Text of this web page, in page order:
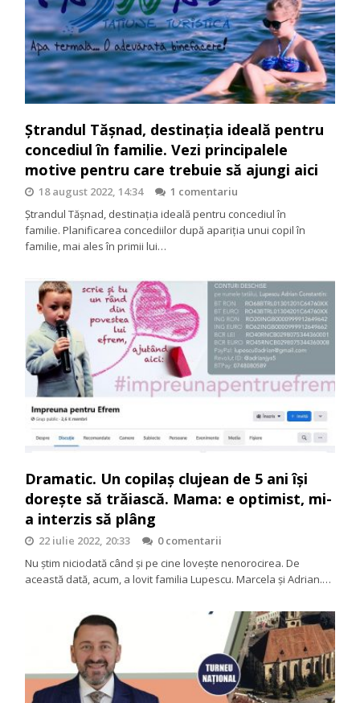
Ștrandul Tășnad, destinația ideală pentru
concediul în familie. Vezi principalele
motive pentru care trebuie să ajungi aici
18 august 2022, 14:34
1 comentariu
Ștrandul Tășnad, destinația ideală pentru concediul în
familie. Planificarea concediilor după apariția unui copil în
familie, mai ales în primii lui…
Dramatic. Un copilaş clujean de 5 ani îşi
doreşte să trăiască. Mama: e optimist, mi-
a interzis să plâng
22 iulie 2022, 20:33
0 comentarii
Nu ştim niciodată când şi pe cine loveşte nenorocirea. De
această dată, acum, a lovit familia Lupescu. Marcela şi Adrian.…